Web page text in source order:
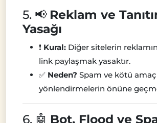
5. 📢 Reklam ve
Yasağı
❗ Kural: Diğer sitelerin
link paylaşmak yasaktır.
✅ Neden? Spam ve kötü
yönlendirmelerin önüne
6. 🤖 Bot, Flood ve